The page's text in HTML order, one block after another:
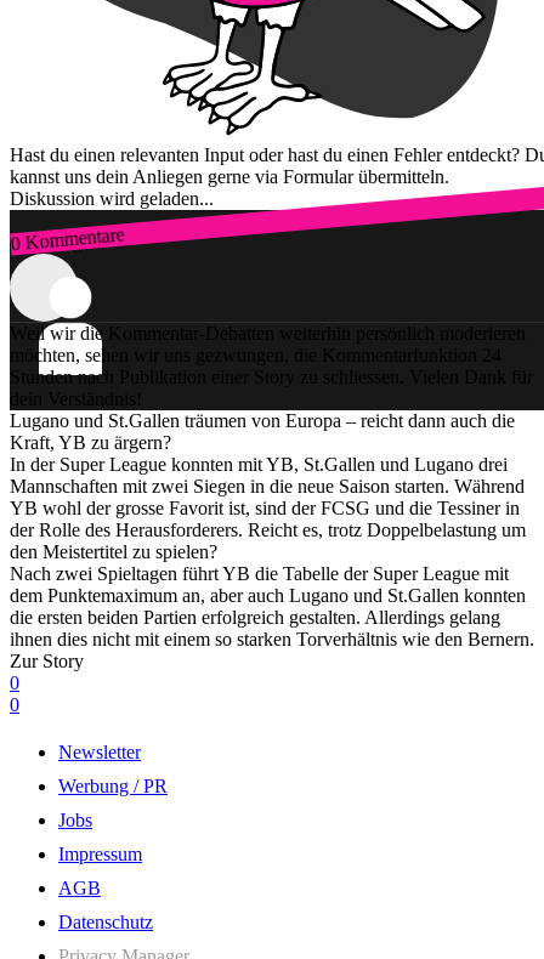
Hast du einen relevanten Input oder hast du einen Fehler entdeckt?
kannst uns dein Anliegen gerne via Formular übermitteln.
Diskussion wird geladen...
0 Kommentare
Zum Login
Weil wir die Kommentar-Debatten weiterhin persönlich moderieren
möchten, sehen wir uns gezwungen, die Kommentarfunktion 24
Stunden nach Publikation einer Story zu schliessen. Vielen Dank für
dein Verständnis!
Lugano und St.Gallen träumen von Europa – reicht dann auch die
Kraft, YB zu ärgern?
In der Super League konnten mit YB, St.Gallen und Lugano drei
Mannschaften mit zwei Siegen in die neue Saison starten. Während
YB wohl der grosse Favorit ist, sind der FCSG und die Tessiner in
der Rolle des Herausforderers. Reicht es, trotz Doppelbelastung um
den Meistertitel zu spielen?
Nach zwei Spieltagen führt YB die Tabelle der Super League mit
dem Punktemaximum an, aber auch Lugano und St.Gallen konnten
die ersten beiden Partien erfolgreich gestalten. Allerdings gelang
ihnen dies nicht mit einem so starken Torverhältnis wie den Bernern.
Zur Story
0
0
Newsletter
Werbung / PR
Jobs
Impressum
AGB
Datenschutz